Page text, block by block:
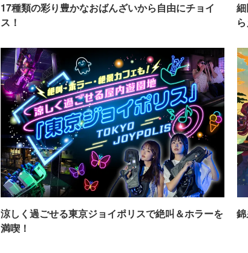
17種類の彩り豊かなおばんざいから自由にチョイ
ス！
涼しく過ごせる東京ジョイポリスで絶叫＆ホラーを
満喫！